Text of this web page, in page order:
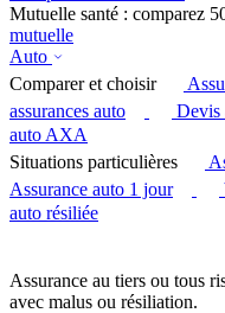
Mutuelle santé : comparez
mutuelle
Auto
Comparer et choisir
assurances auto
Devis
auto AXA
Situations particulières
Assurance auto 1 jour
auto résiliée
Assurance au tiers ou tous
avec malus ou résiliation.